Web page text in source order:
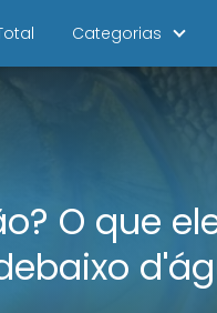
Categorias
O que